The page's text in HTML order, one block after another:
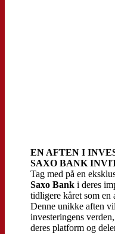
EN AFTEN I
SAXO BANK
Tag med på en
Saxo Bank i deres
tidligere kåret som en
Denne unikke aften
investeringens
deres platform og